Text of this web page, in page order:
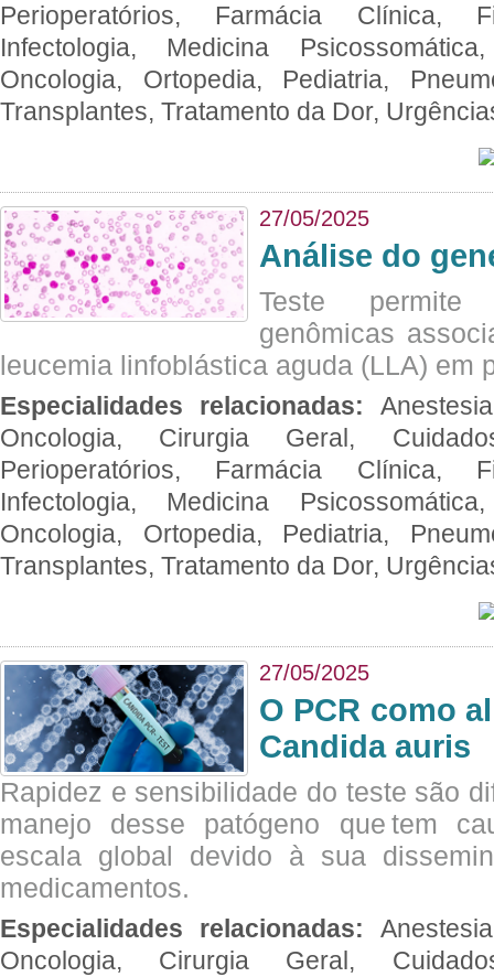
Perioperatórios, Farmácia Clínica,
Infectologia, Medicina
Oncologia, Ortopedia, Pediatria,
Transplantes, Tratamento da Dor,
27/05/2025
Análise do
Teste permite
genômicas
leucemia linfoblástica aguda (LLA) em
Especialidades relacionadas:
Oncologia, Cirurgia Geral,
Perioperatórios, Farmácia Clínica,
Infectologia, Medicina
Oncologia, Ortopedia, Pediatria,
Transplantes, Tratamento da Dor,
27/05/2025
O PCR como
Candida auris
Rapidez e sensibilidade do teste são
manejo desse patógeno que tem
escala global devido à sua
medicamentos.
Especialidades relacionadas:
Oncologia, Cirurgia Geral,